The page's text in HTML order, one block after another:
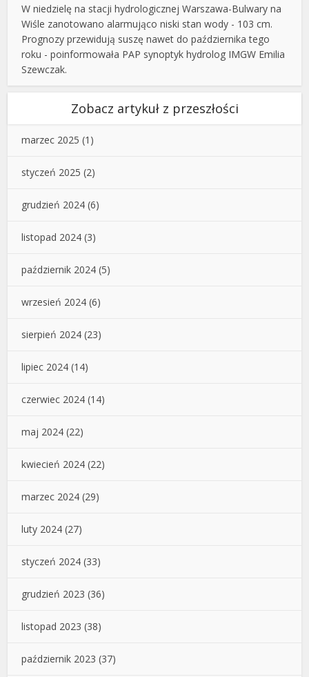
W niedzielę na stacji hydrologicznej Warszawa-Bulwary na
Wiśle zanotowano alarmująco niski stan wody - 103 cm.
Prognozy przewidują suszę nawet do października tego
roku - poinformowała PAP synoptyk hydrolog IMGW Emilia
Szewczak.
Zobacz artykuł z przeszłości
marzec 2025 (1)
styczeń 2025 (2)
grudzień 2024 (6)
listopad 2024 (3)
październik 2024 (5)
wrzesień 2024 (6)
sierpień 2024 (23)
lipiec 2024 (14)
czerwiec 2024 (14)
maj 2024 (22)
kwiecień 2024 (22)
marzec 2024 (29)
luty 2024 (27)
styczeń 2024 (33)
grudzień 2023 (36)
listopad 2023 (38)
październik 2023 (37)